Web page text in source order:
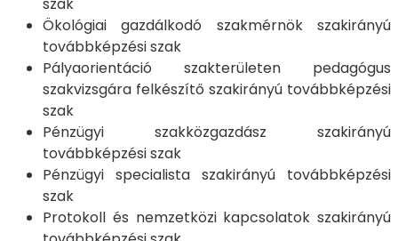
Ökológiai gazdálkodó szakmérnök szakirányú
továbbképzési szak
Pályaorientáció szakterületen pedagógus
szakvizsgára felkészítő szakirányú továbbképzési
szak
Pénzügyi szakközgazdász szakirányú
továbbképzési szak
Pénzügyi specialista szakirányú továbbképzési
szak
Protokoll és nemzetközi kapcsolatok szakirányú